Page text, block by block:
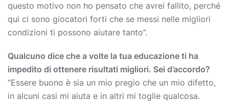
questo motivo non ho pensato che avrei fallito, perché
qui ci sono giocatori forti che se messi nelle migliori
condizioni ti possono aiutare tanto”.
Qualcuno dice che a volte la tua educazione ti ha
impedito di ottenere risultati migliori. Sei d’accordo?
“Essere buono è sia un mio pregio che un mio difetto,
in alcuni casi mi aiuta e in altri mi toglie qualcosa.